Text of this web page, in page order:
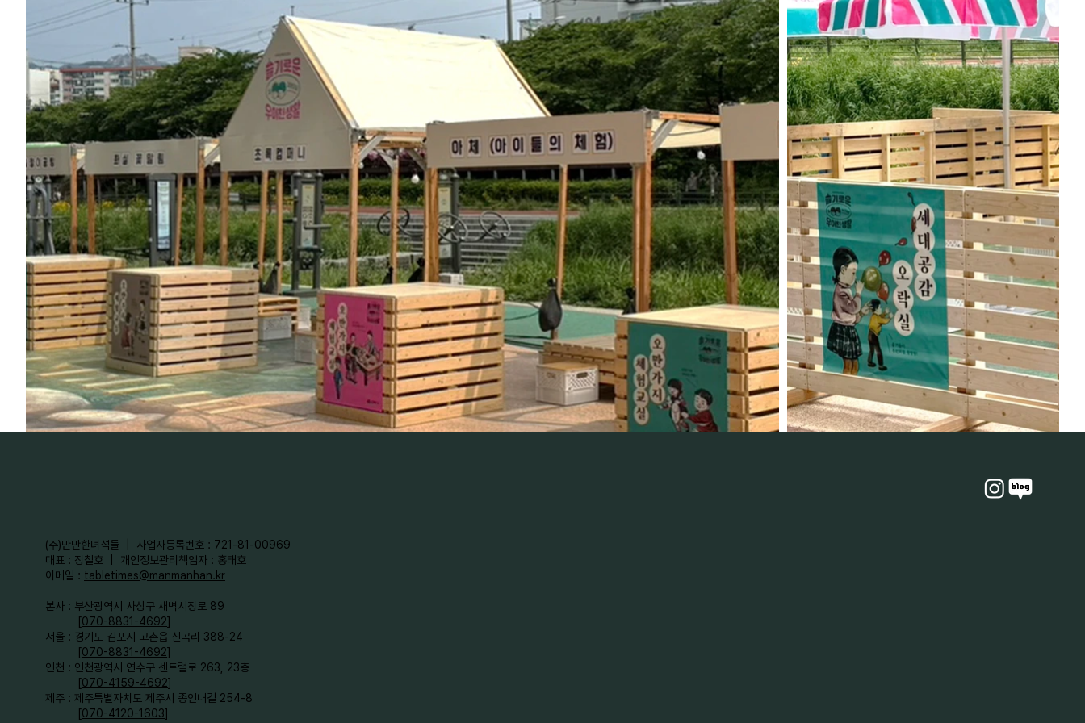
​(주)만만한녀석들 | 사업자등록번호 : 721-81-00969
대표 : 장철호 | 개인정보관리책임자 : 홍태호
이메일 : tabletimes@manmanhan.kr
본사 : 부산광역시 사상구 새벽시장로 89
[070-8831-4692]
서울 : 경기도 김포시 고촌읍 신곡리 388-24
[070-8831-4692]
인천 : 인천광역시 연수구 센트럴로 263, 23층
[070-4159-4692]​
제주 : 제주특별자치도 제주시 종인내길 254-8
[070-4120-1603]